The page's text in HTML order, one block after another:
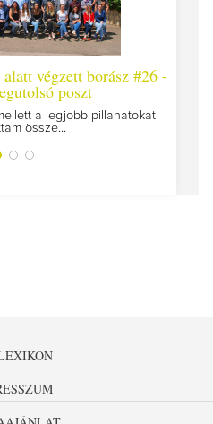
végzett borász #26 -
poszt
a legjobb pillanatokat
össze...